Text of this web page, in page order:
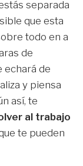
separada
que esta
todo en a
de
echará de
y piensa
así, te
al trabajo
te pueden